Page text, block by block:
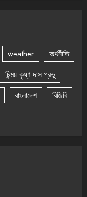
weather
অর্থনীতি
চিন্ময় কৃষ্ণ দাস প্রভু
বাংলাদেশ
বিজিবি